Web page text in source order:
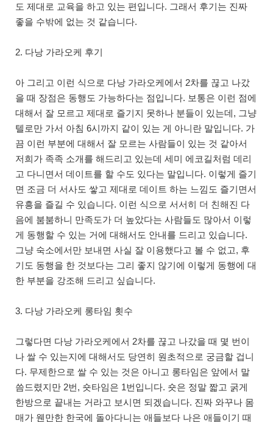
도 제대로 교육을 하고 있는 편입니다. 그래서 후기는 진짜
좋을 수밖에 없는 것 같습니다.
2. 다낭 가라오케 후기
아 그리고 이런 식으로 다낭 가라오케에서 2차를 끊고 나갔
을 때 장점은 동행도 가능하다는 점입니다. 보통은 이런 점에
대해서 잘 모르고 제대로 즐기지 못하나 분들이 있는데, 그냥
텔로만 가서 아침 6시까지 같이 있는 게 아니란 말입니다. 가
끔 이런 부분에 대해서 잘 모르는 사람들이 있는 것 같아서
저희가 족족 소개를 해드리고 있는데 세미 에코길처럼 데리
고 다니면서 데이트를 할 수도 있다는 말입니다. 이렇게 즐기
면 조금 더 서사도 쌓고 제대로 데이트 하는 느낌도 즐기면서
유흥을 즐길 수 있습니다. 이런 식으로 서서히 더 친해진 다
음에 붐붐하니 만족도가 더 높았다는 사람들도 많아서 이렇
게 동행할 수 있는 거에 대해서도 안내를 드리고 있습니다.
그냥 숙소에서만 보내면 사실 잘 이용했다고 볼 수 없고, 후
기도 동행을 한 것보다는 그리 좋지 않기에 이렇게 동행에 대
한 부분을 강조해 드리고 싶습니다.
3. 다낭 가라오케 롱타임 횟수
그렇다면 다낭 가라오케에서 2차를 끊고 나갔을 때 몇 번이
나 쌀 수 있는지에 대해서도 당연히 원초적으로 궁금할 겁니
다. 무제한으로 쌀 수 있는 것은 아니고 롱타임은 앞에서 말
씀드렸지만 2번, 숏타임은 1번입니다. 숏은 정말 짧고 굵게
한방으로 끝내는 거라고 보시면 되겠습니다. 진짜 와꾸나 몸
매가 웬만한 한국에 돌아다니는 애들보다 나은 애들이기 때